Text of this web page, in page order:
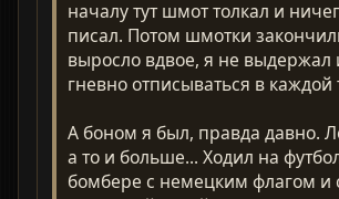
началу тут шмот толкал и
писал. Потом шмотки
выросло вдвое, я не выдержал
гневно отписываться в каждой
А боном я был, правда давно.
а то и больше... Ходил на
бомбере с немецким флагом и